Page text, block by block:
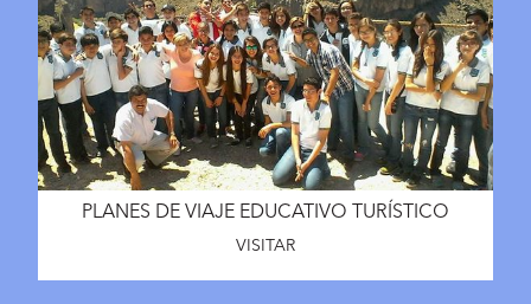
PLANES DE VIAJE EDUCATIVO TURÍSTICO
VISITAR